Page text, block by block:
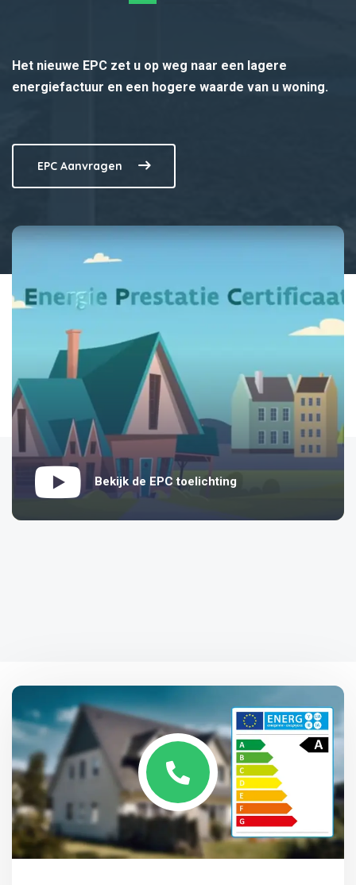
Het nieuwe EPC zet u op weg naar een lagere
energiefactuur en een hogere waarde van u woning.
EPC Aanvragen
Bekijk de EPC toelichting